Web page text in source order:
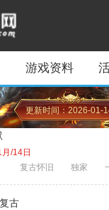
游戏资料
更新时间：2026-01-
/14日
古怀旧 独家 一切
古